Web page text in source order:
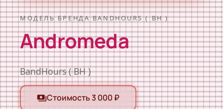
МОДЕЛЬ БРЕНДА BANDHOURS ( BH )
Andromeda
BandHours ( BH )
paymentsСтоимость 3 000 ₽